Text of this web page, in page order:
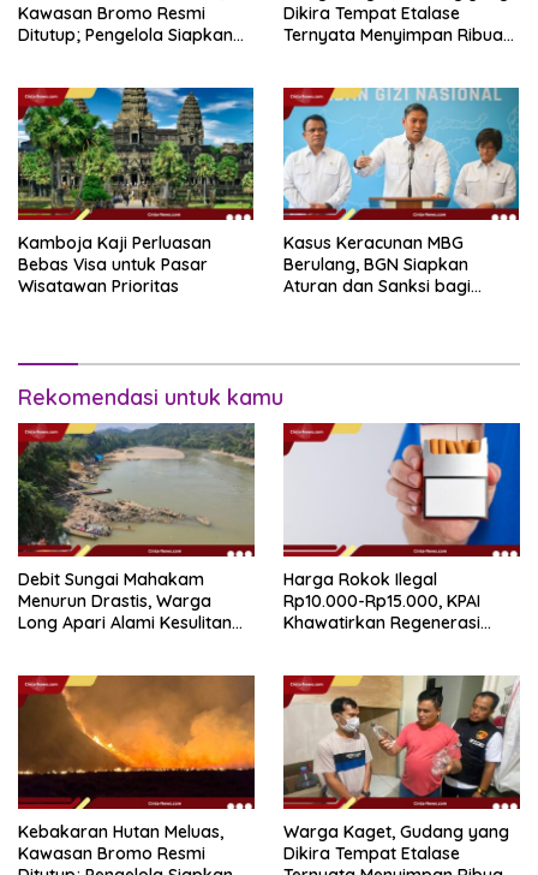
Kawasan Bromo Resmi
Ditutup; Pengelola Siapkan
Dikira Tempat Etalase
Ternyata Menyimpan Ribuan
Kamboja Kaji Perluasan
Bebas Visa untuk Pasar
Wisatawan Prioritas
Kasus Keracunan MBG
Berulang, BGN Siapkan
Aturan dan Sanksi bagi
Rekomendasi untuk kamu
Debit Sungai Mahakam
Menurun Drastis, Warga
Long Apari Alami Kesulitan
Harga Rokok Ilegal
Rp10.000-Rp15.000, KPAI
Khawatirkan Regenerasi
Kebakaran Hutan Meluas,
Kawasan Bromo Resmi
Warga Kaget, Gudang yang
Dikira Tempat Etalase